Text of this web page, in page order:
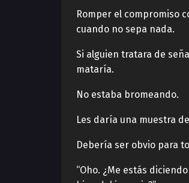
Romper el compromiso
cuando no sepa nada.
Si alguien tratara de
mataría.
No estaba bromeando.
Les daría una muestra
Debería ser obvio para
“Oho. ¿Me estás